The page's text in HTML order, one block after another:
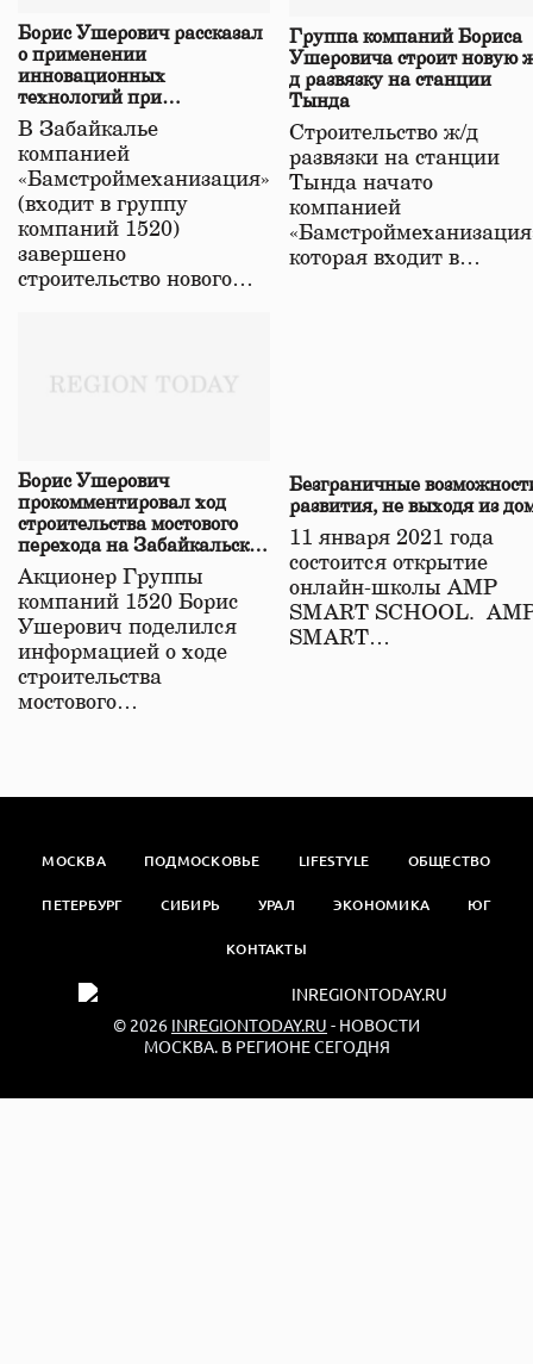
Борис Ушерович рассказал
о применении
инновационных
технологий при
строительстве нового моста
в Забайкалье
В Забайкалье
компанией
«Бамстроймеханизация»
(входит в группу
компаний 1520)
завершено
строительство нового…
Группа компаний Бориса
Ушеровича строит новую
д развязку на станции
Тында
Строительство ж/д
развязки на станции
Тында начато
компанией
которая входит в…
Борис Ушерович
прокомментировал ход
строительства мостового
перехода на Забайкальской
железной дороге
Акционер Группы
компаний 1520 Борис
Ушерович поделился
информацией о ходе
строительства
мостового…
Безграничные
развития, не выходя из
11 января 2021 года
состоится открытие
онлайн-школы АМР
SMART SCHOOL.
SMART…
МОСКВА ПОДМОСКОВЬЕ LIFESTYLE ОБЩЕСТВО
ПЕТЕРБУРГ СИБИРЬ УРАЛ ЭКОНОМИКА ЮГ
КОНТАКТЫ
© 2026 INREGIONTODAY.RU - НОВОСТИ
МОСКВА. В РЕГИОНЕ СЕГОДНЯ